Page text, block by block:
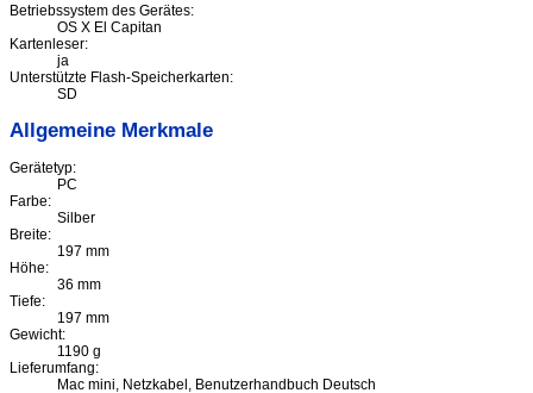
Betriebssystem des Gerätes:
OS X El Capitan
Kartenleser:
ja
Unterstützte Flash-Speicherkarten:
SD
Allgemeine Merkmale
Gerätetyp:
PC
Farbe:
Silber
Breite:
197 mm
Höhe:
36 mm
Tiefe:
197 mm
Gewicht:
1190 g
Lieferumfang:
Mac mini, Netzkabel, Benutzerhandbuch Deutsch